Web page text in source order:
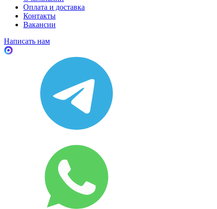
Оплата и доставка
Контакты
Вакансии
Написать нам